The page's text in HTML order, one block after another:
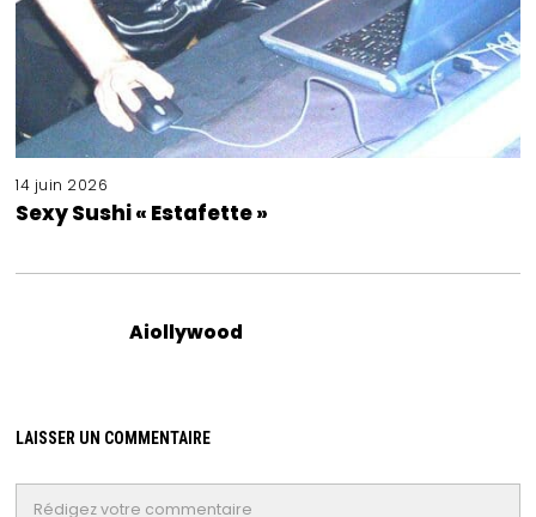
14 juin 2026
Sexy Sushi « Estafette »
Aiollywood
LAISSER UN COMMENTAIRE